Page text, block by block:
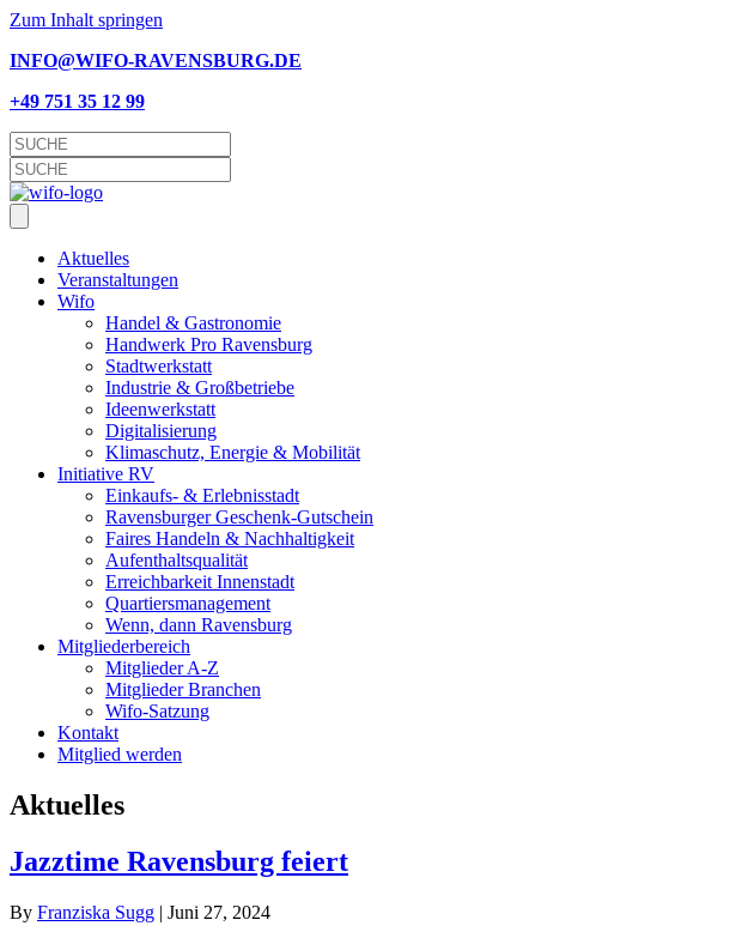
Zum Inhalt springen
INFO@WIFO-RAVENSBURG.DE
+49 751 35 12 99
Aktu­el­les
Ver­an­stal­tun­gen
Wifo
Han­del & Gastronomie
Hand­werk Pro Ravensburg
Stadt­werk­statt
Indus­trie & Großbetriebe
Ideen­werk­statt
Digi­ta­li­sie­rung
Kli­ma­schutz, Ener­gie & Mobilität
Initia­ti­ve RV
Einkaufs- & Erlebnisstadt
Ravens­bur­ger Geschenk-Gutschein
Fai­res Han­deln & Nachhaltigkeit
Auf­ent­halts­qua­li­tät
Erreich­bar­keit Innenstadt
Quar­tiers­ma­nage­ment
Wenn, dann Ravensburg
Mit­glie­der­be­reich
Mit­glie­der A‑Z
Mit­glie­der Branchen
Wifo-Sat­­zung
Kon­takt
Mit­glied werden
Aktu­el­les
Jazz­ti­me Ravens­burg feiert
By Fran­zis­ka Sugg | Juni 27, 2024